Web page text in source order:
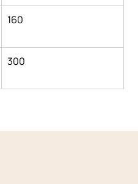
160
300